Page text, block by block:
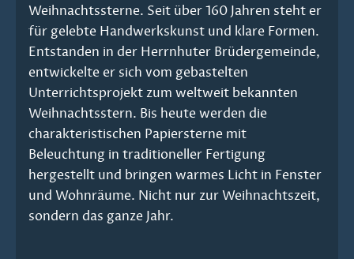
Weihnachtssterne. Seit über 160 Jahren steht er
für gelebte Handwerkskunst und klare Formen.
Entstanden in der Herrnhuter Brüdergemeinde,
entwickelte er sich vom gebastelten
Unterrichtsprojekt zum weltweit bekannten
Weihnachtsstern. Bis heute werden die
charakteristischen Papiersterne mit
Beleuchtung in traditioneller Fertigung
hergestellt und bringen warmes Licht in Fenster
und Wohnräume. Nicht nur zur Weihnachtszeit,
sondern das ganze Jahr.